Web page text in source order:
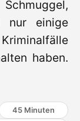
nur einige
haben.
45 Minuten